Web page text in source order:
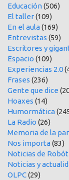
Educación(506)
El taller(109)
En el aula(169)
Entrevistas (59)
Escritores y
Espacio (109)
Experiencias 2.0
Frases (236)
Gente que dice
Hoaxes (14)
Humormática
La Radio (26)
Memoria de la
Nos importa(83)
Noticias de
Noticias y
OLPC(29)